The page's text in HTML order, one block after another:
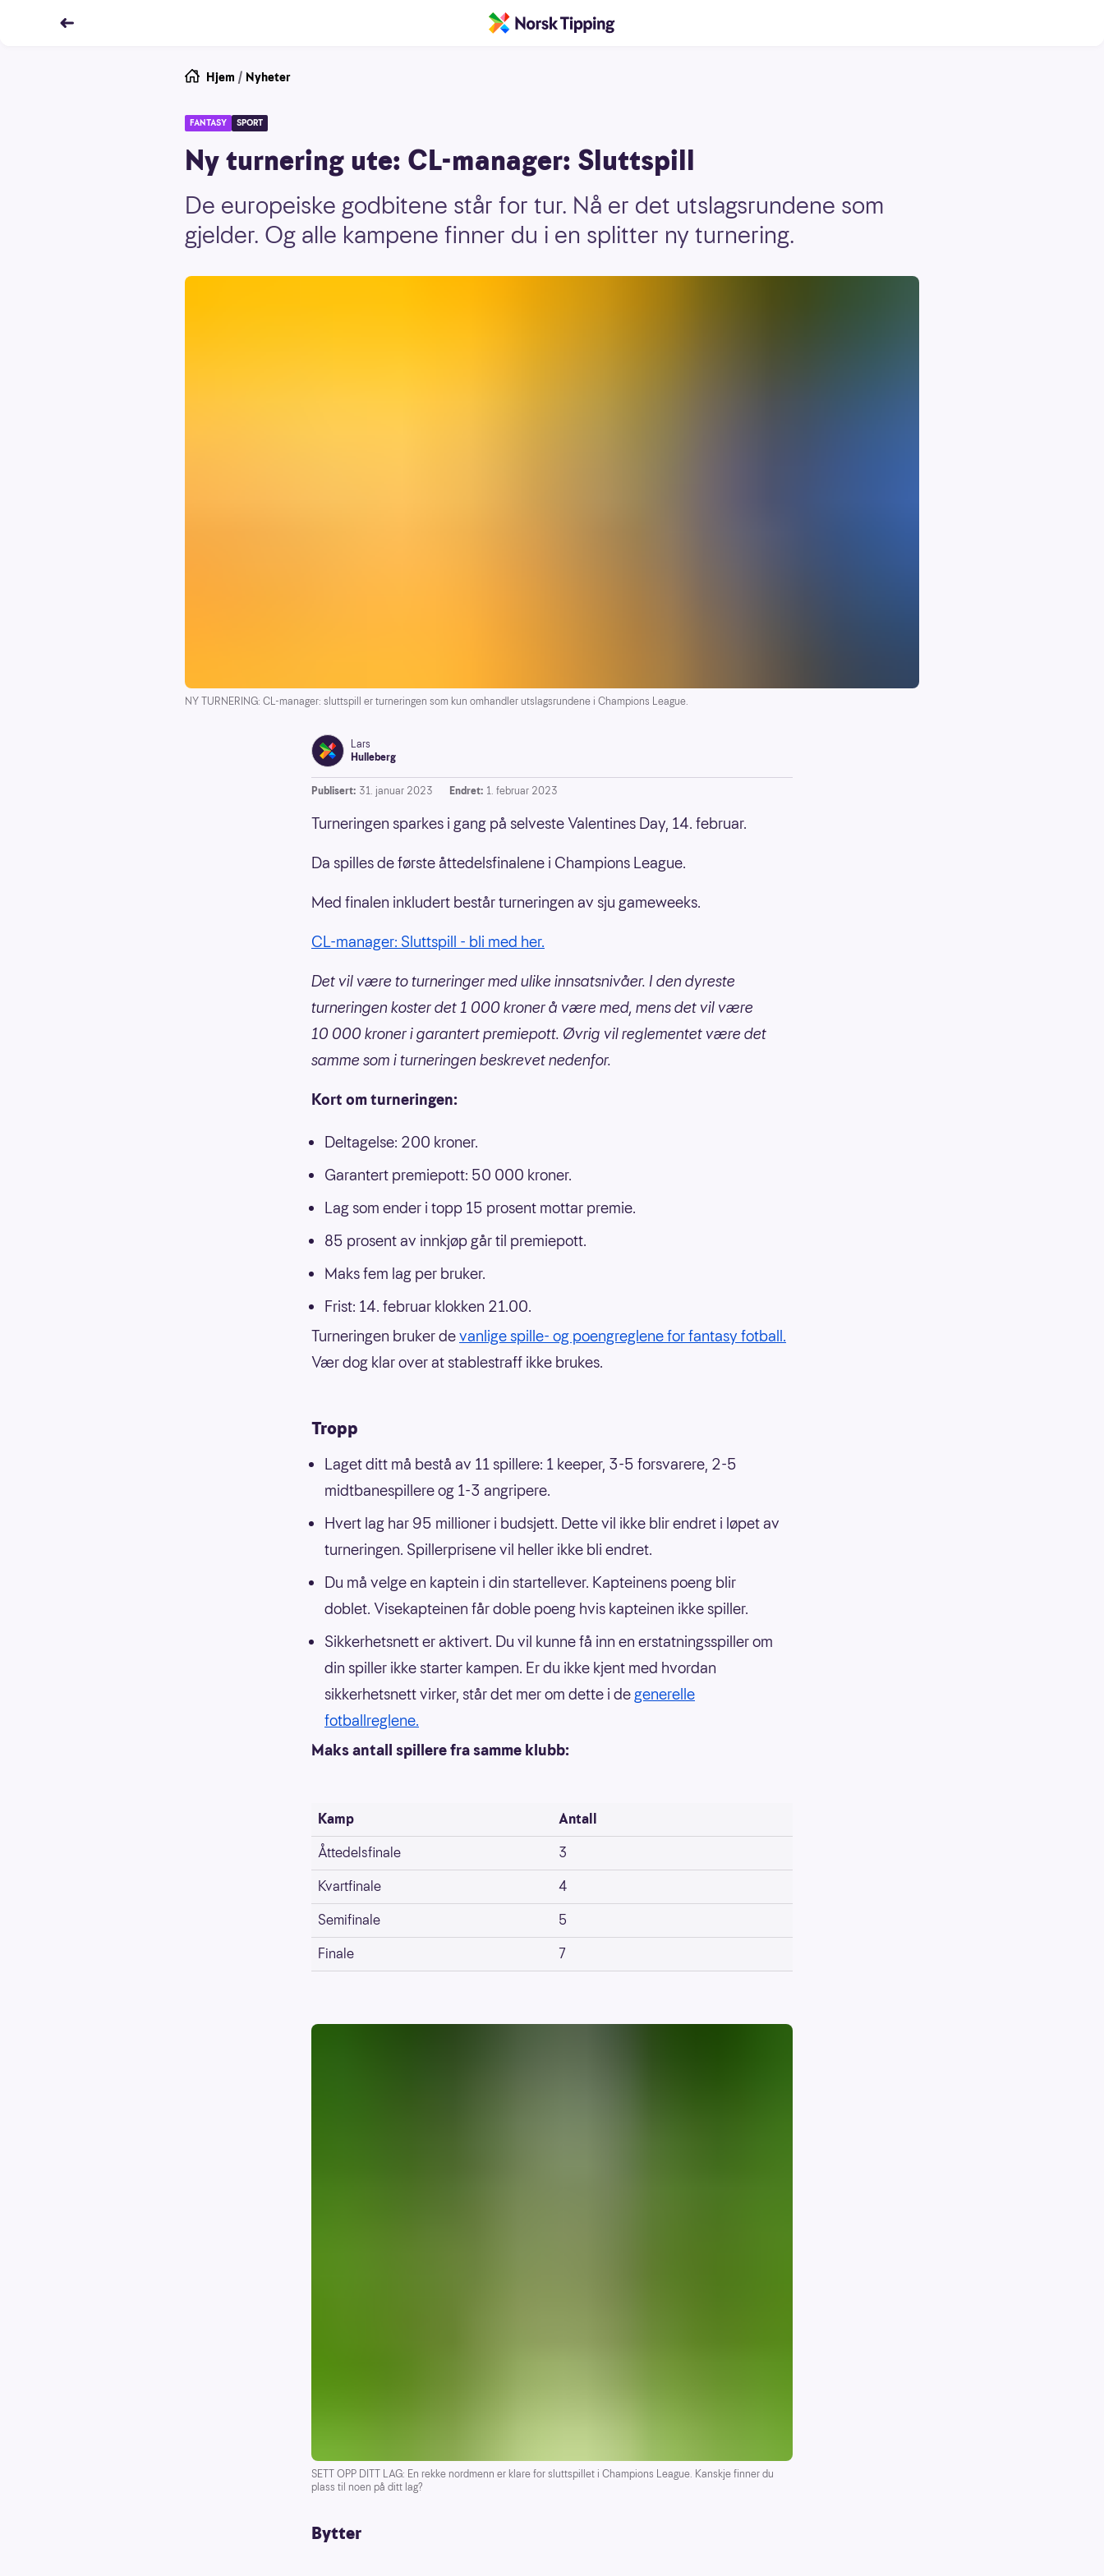
Hjem / Nyheter
FANTASY SPORT
Ny turnering ute: CL-manager: Sluttspill
De europeiske godbitene står for tur. Nå er det utslagsrundene som
gjelder. Og alle kampene finner du i en splitter ny turnering.
NY TURNERING: CL-manager: sluttspill er turneringen som kun omhandler utslagsrundene i Champions League.
Lars
Hulleberg
Publisert: 31. januar 2023 Endret: 1. februar 2023
Turneringen sparkes i gang på selveste Valentines Day, 14. februar.
Da spilles de første åttedelsfinalene i Champions League.
Med finalen inkludert består turneringen av sju gameweeks.
CL-manager: Sluttspill - bli med her.
Det vil være to turneringer med ulike innsatsnivåer. I den dyreste
turneringen koster det 1 000 kroner å være med, mens det vil være
10 000 kroner i garantert premiepott. Øvrig vil reglementet være det
samme som i turneringen beskrevet nedenfor.
Kort om turneringen:
Deltagelse: 200 kroner.
Garantert premiepott: 50 000 kroner.
Lag som ender i topp 15 prosent mottar premie.
85 prosent av innkjøp går til premiepott.
Maks fem lag per bruker.
Frist: 14. februar klokken 21.00.
Turneringen bruker devanlige spille- og poengreglene for fantasy fotball.
Vær dog klar over at stablestraff ikke brukes.
Tropp
Laget ditt må bestå av 11 spillere: 1 keeper, 3-5 forsvarere, 2-5
midtbanespillere og 1-3 angripere.
Hvert lag har 95 millioner i budsjett. Dette vil ikke blir endret i løpet av
turneringen. Spillerprisene vil heller ikke bli endret.
Du må velge en kaptein i din startellever. Kapteinens poeng blir
doblet. Visekapteinen får doble poeng hvis kapteinen ikke spiller.
Sikkerhetsnett er aktivert. Du vil kunne få inn en erstatningsspiller om
din spiller ikke starter kampen. Er du ikke kjent med hvordan
sikkerhetsnett virker, står det mer om dette i degenerelle
fotballreglene.
Maks antall spillere fra samme klubb:
Kamp
Antall
Åttedelsfinale
3
Kvartfinale
4
Semifinale
5
Finale
7
SETT OPP DITT LAG: En rekke nordmenn er klare for sluttspillet i Champions League. Kanskje finner du
plass til noen på ditt lag?
Bytter